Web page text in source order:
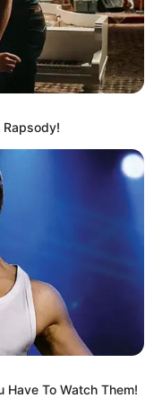
Rapsody!
Have To Watch Them!